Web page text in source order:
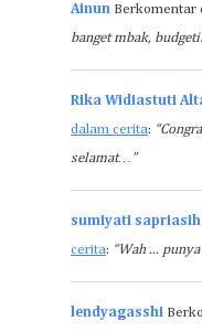
Ainun Berkomentar
banget mbak,
Rika Widiastuti
dalam cerita:
selamat…”
sumiyati sapriasih
cerita: “Wah ...
lendyagasshi